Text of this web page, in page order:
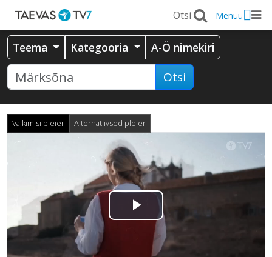
Menüü
Teema Kategooria A-Ö nimekiri
Otsi
Vaikimisi pleier Alternatiivsed pleier
Esita
video